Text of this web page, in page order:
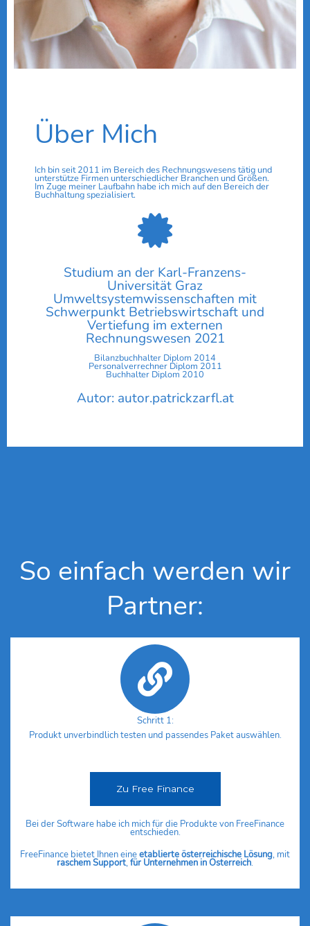
Über Mich
Ich bin seit 2011 im Bereich des Rechnungswesens tätig und
unterstütze Firmen unterschiedlicher Branchen und Größen.
Im Zuge meiner Laufbahn habe ich mich auf den Bereich der
Buchhaltung spezialisiert.
Studium an der Karl-Franzens-
Universität Graz
Umweltsystemwissenschaften mit
Schwerpunkt Betriebswirtschaft und
Vertiefung im externen
Rechnungswesen 2021
Bilanzbuchhalter Diplom 2014
Personalverrechner Diplom 2011
Buchhalter Diplom 2010
Autor: autor.patrickzarfl.at
So einfach werden wir
Partner:
Schritt 1:
Produkt unverbindlich testen und passendes Paket auswählen.
Zu Free Finance
Bei der Software habe ich mich für die Produkte von FreeFinance
entschieden.
FreeFinance bietet Ihnen eineetablierteösterreichische Lösung, mit
raschem Support,für Unternehmen in Österreich.